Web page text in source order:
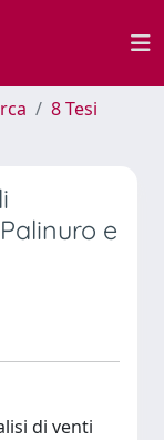
8 Tesi
e
di venti